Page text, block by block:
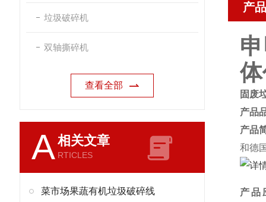
垃圾破碎机
双轴撕碎机
查看全部
A相关文章
RTICLES
菜市场果蔬有机垃圾破碎线
产
固废
产品
产品
和德
产品